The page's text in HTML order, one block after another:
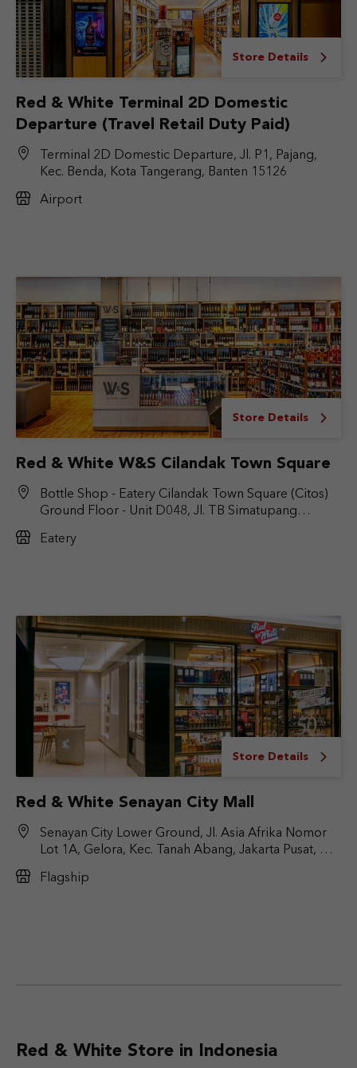
Store Details
Red & White Terminal 2D Domestic
Departure (Travel Retail Duty Paid)
Terminal 2D Domestic Departure, Jl. P1, Pajang,
Kec. Benda, Kota Tangerang, Banten 15126
Airport
Store Details
Red & White W&S Cilandak Town Square
Bottle Shop - Eatery Cilandak Town Square (Citos)
Ground Floor - Unit D048, Jl. TB Simatupang
Jakarta Selatan, DKI Jakarta 12430
Eatery
Store Details
Red & White Senayan City Mall
Senayan City Lower Ground, Jl. Asia Afrika Nomor
Lot 1A, Gelora, Kec. Tanah Abang, Jakarta Pusat, DKI
Flagship
Red & White Store in Indonesia